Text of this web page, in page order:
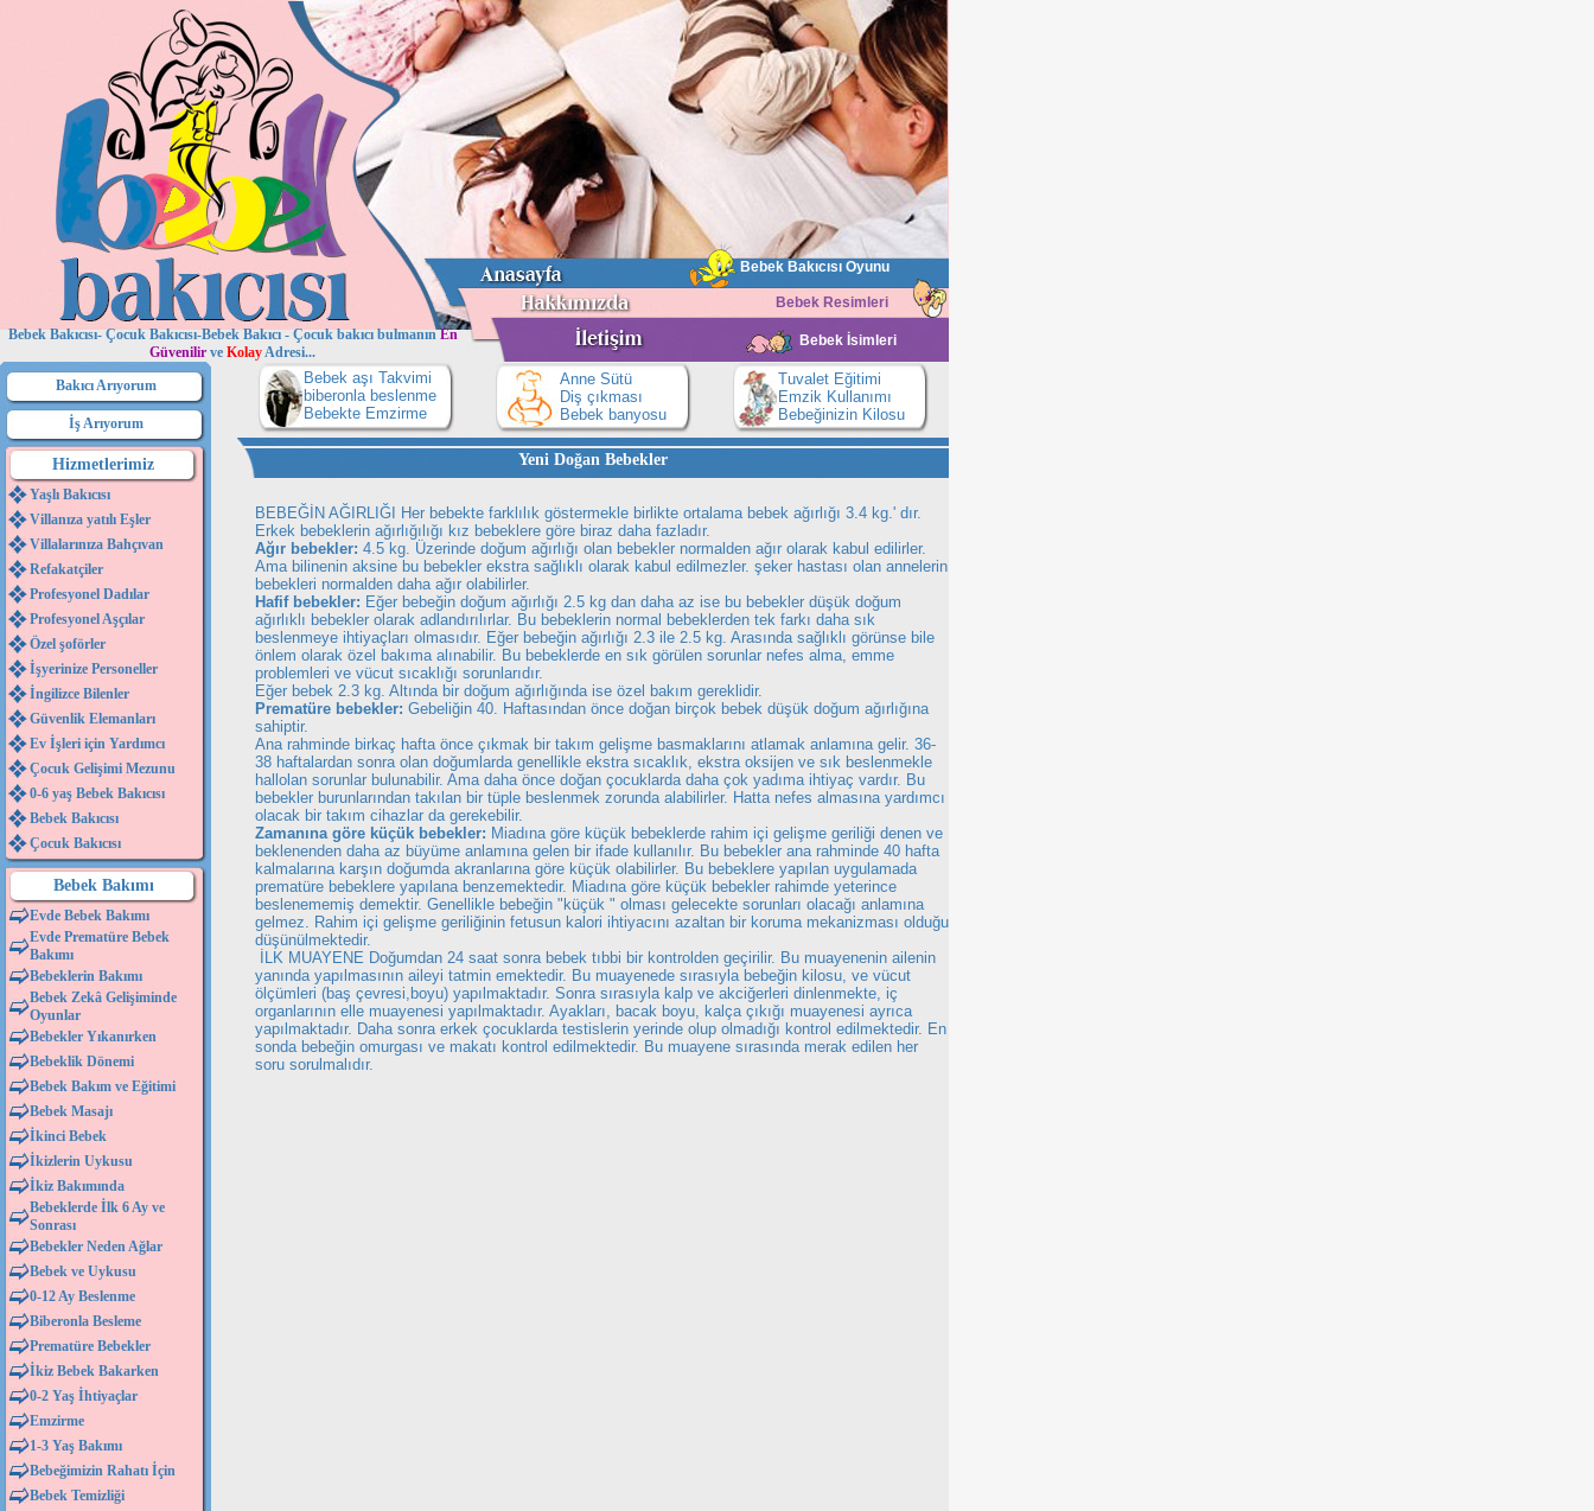
Bebek Bakıcısı Oyunu
Bebek Resimleri
Bebek Bakıcısı- Çocuk Bakıcısı-Bebek Bakıcı - Çocuk bakıcı bulmanınEn
Güvenilir ve KolayAdresi...
Bebek İsimleri
Bakıcı Arıyorum
İş Arıyorum
Hizmetlerimiz
Yaşlı Bakıcısı
Villanıza yatılı Eşler
Villalarınıza Bahçıvan
Refakatçiler
Profesyonel Dadılar
Profesyonel Aşçılar
Özel şoförler
İşyerinize Personeller
İngilizce Bilenler
Güvenlik Elemanları
Ev İşleri için Yardımcı
Çocuk Gelişimi Mezunu
0-6 yaş Bebek Bakıcısı
Bebek Bakıcısı
Çocuk Bakıcısı
Bebek Bakımı
Evde Bebek Bakımı
Evde Prematüre Bebek
Bakımı
Bebeklerin Bakımı
Bebek Zekâ Gelişiminde
Oyunlar
Bebekler Yıkanırken
Bebeklik Dönemi
Bebek Bakım ve Eğitimi
Bebek Masajı
İkinci Bebek
İkizlerin Uykusu
İkiz Bakımında
Bebeklerde İlk 6 Ay ve
Sonrası
Bebekler Neden Ağlar
Bebek ve Uykusu
0-12 Ay Beslenme
Biberonla Besleme
Prematüre Bebekler
İkiz Bebek Bakarken
0-2 Yaş İhtiyaçlar
Emzirme
1-3 Yaş Bakımı
Bebeğimizin Rahatı İçin
Bebek Temizliği
Bebek aşı Takvimi
biberonla beslenme
Bebekte Emzirme
Anne Sütü
Diş çıkması
Bebek banyosu
Tuvalet Eğitimi
Emzik Kullanımı
Bebeğinizin Kilosu
Yeni Doğan Bebekler
BEBEĞİN AĞIRLIĞI
Her bebekte farklılık göstermekle birlikte ortalama bebek ağırlığı 3.4 kg.' dır.
Erkek bebeklerin ağırlığılığı kız bebeklere göre biraz daha fazladır.
Ağır bebekler: 4.5 kg. Üzerinde doğum ağırlığı olan bebekler normalden ağır olarak kabul edilirler.
Ama bilinenin aksine bu bebekler ekstra sağlıklı olarak kabul edilmezler. şeker hastası olan annelerin
bebekleri normalden daha ağır olabilirler.
Hafif bebekler: Eğer bebeğin doğum ağırlığı 2.5 kg dan daha az ise bu bebekler düşük doğum
ağırlıklı bebekler olarak adlandırılırlar. Bu bebeklerin normal bebeklerden tek farkı daha sık
beslenmeye ihtiyaçları olmasıdır. Eğer bebeğin ağırlığı 2.3 ile 2.5 kg. Arasında sağlıklı görünse bile
önlem olarak özel bakıma alınabilir. Bu bebeklerde en sık görülen sorunlar nefes alma, emme
problemleri ve vücut sıcaklığı sorunlarıdır.
Eğer bebek 2.3 kg. Altında bir doğum ağırlığında ise özel bakım gereklidir.
Prematüre bebekler: Gebeliğin 40. Haftasından önce doğan birçok bebek düşük doğum ağırlığına
sahiptir.
Ana rahminde birkaç hafta önce çıkmak bir takım gelişme basmaklarını atlamak anlamına gelir. 36-
38 haftalardan sonra olan doğumlarda genellikle ekstra sıcaklık, ekstra oksijen ve sık beslenmekle
hallolan sorunlar bulunabilir. Ama daha önce doğan çocuklarda daha çok yadıma ihtiyaç vardır. Bu
bebekler burunlarından takılan bir tüple beslenmek zorunda alabilirler. Hatta nefes almasına yardımcı
olacak bir takım cihazlar da gerekebilir.
Zamanına göre küçük bebekler: Miadına göre küçük bebeklerde rahim içi gelişme geriliği denen ve
beklenenden daha az büyüme anlamına gelen bir ifade kullanılır. Bu bebekler ana rahminde 40 hafta
kalmalarına karşın doğumda akranlarına göre küçük olabilirler. Bu bebeklere yapılan uygulamada
prematüre bebeklere yapılana benzemektedir. Miadına göre küçük bebekler rahimde yeterince
beslenememiş demektir. Genellikle bebeğin "küçük " olması gelecekte sorunları olacağı anlamına
gelmez. Rahim içi gelişme geriliğinin fetusun kalori ihtiyacını azaltan bir koruma mekanizması olduğu
düşünülmektedir.
İLK MUAYENE Doğumdan 24 saat sonra bebek tıbbi bir kontrolden geçirilir. Bu muayenenin ailenin
yanında yapılmasının aileyi tatmin emektedir. Bu muayenede sırasıyla bebeğin kilosu, ve vücut
ölçümleri (baş çevresi,boyu) yapılmaktadır. Sonra sırasıyla kalp ve akciğerleri dinlenmekte, iç
organlarının elle muayenesi yapılmaktadır. Ayakları, bacak boyu, kalça çıkığı muayenesi ayrıca
yapılmaktadır. Daha sonra erkek çocuklarda testislerin yerinde olup olmadığı kontrol edilmektedir. En
sonda bebeğin omurgası ve makatı kontrol edilmektedir. Bu muayene sırasında merak edilen her
soru sorulmalıdır.